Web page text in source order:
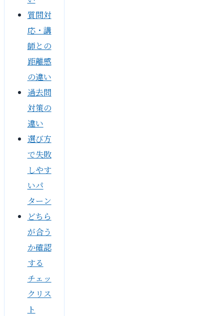
質問対
応・講
師との
距離感
の違い
過去問
対策の
違い
選び方
で失敗
しやす
いパ
ターン
どちら
が合う
か確認
する
チェッ
クリス
ト